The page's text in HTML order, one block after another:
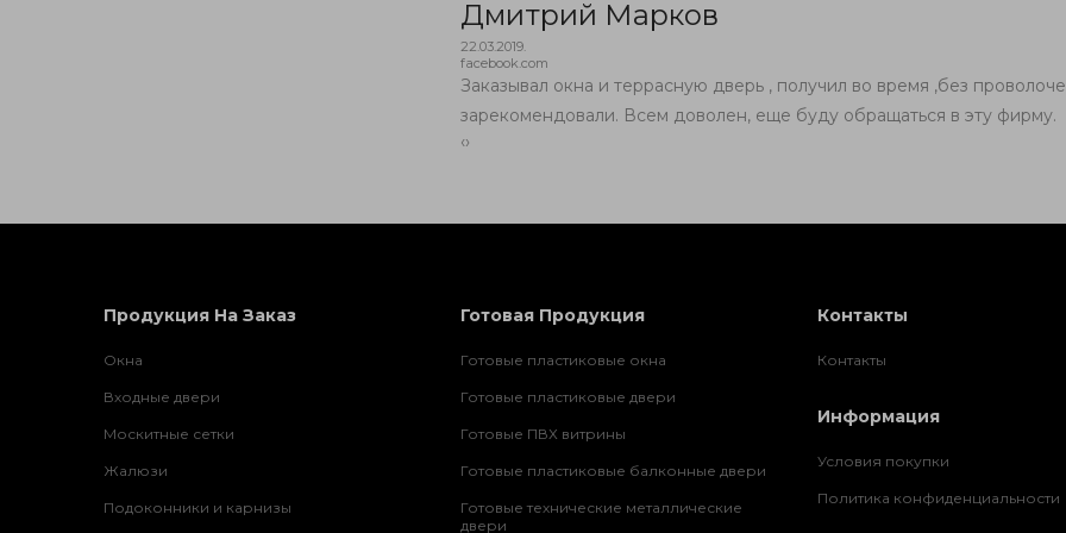
Дмитрий Марков
22.03.2019.
facebook.com
Заказывал окна и террасную дверь , получил во время ,без
зарекомендовали. Всем доволен, еще буду обращаться в эту фирму.
‹›
Продукция На Заказ
Окна
Входные двери
Москитные сетки
Жалюзи
Подоконники и карнизы
Готовая Продукция
Готовые пластиковые окна
Готовые пластиковые двери
Готовые ПВХ витрины
Готовые пластиковые балконные двери
Готовые технические металлические
двери
Контакты
Контакты
Информация
Условия покупки
Политика конфиденциальности